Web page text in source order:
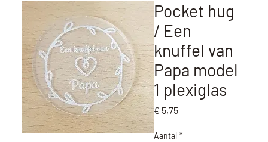
Pocket hug
/ Een
knuffel van
Papa model
1 plexiglas
€ 5,75Prijs
Aantal *